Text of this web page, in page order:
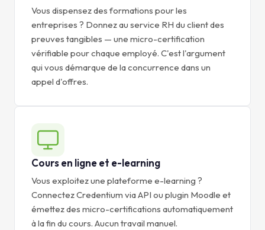
Vous dispensez des formations pour les
entreprises ? Donnez au service RH du client des
preuves tangibles — une micro-certification
vérifiable pour chaque employé. C'est l'argument
qui vous démarque de la concurrence dans un
appel d'offres.
Cours en ligne et e-learning
Vous exploitez une plateforme e-learning ?
Connectez Credentium via API ou plugin Moodle et
émettez des micro-certifications automatiquement
à la fin du cours. Aucun travail manuel.